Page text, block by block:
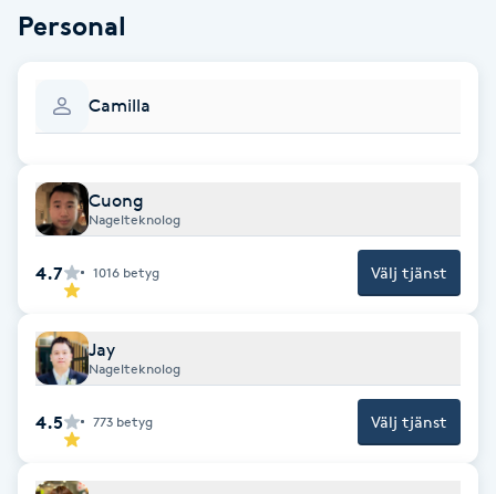
Fransk manikyr
Frekvensterapi
Friskvård
Frisör
Funktionsanalys
Färgning
Personal
Camilla
Cuong
Nagelteknolog
4.7 1016 betyg Välj tjänst
Jay
Nagelteknolog
4.5 773 betyg Välj tjänst